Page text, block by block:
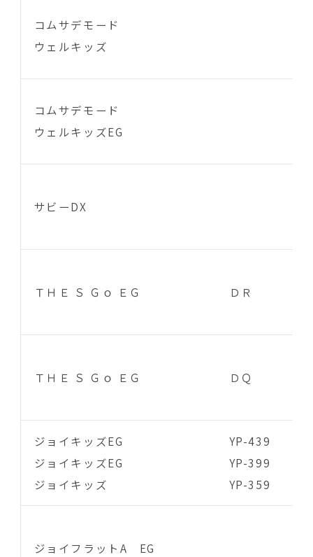
コムサデモード
ウェルキッズ
コムサデモード
ウェルキッズEG
サビーDX
ＴＨＥ Ｓ Ｇｏ ＥＧ ＤＲ
ＴＨＥ Ｓ Ｇｏ ＥＧ ＤＱ
ジョイキッズEG
ジョイキッズEG
ジョイキッズ
YP-439
YP-399
YP-359
ジョイフラットA EG